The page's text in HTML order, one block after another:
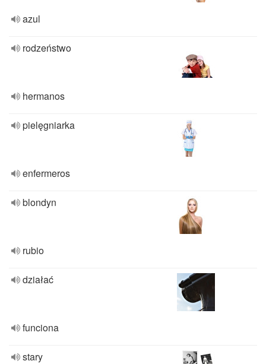
azul
rodzeństwo
hermanos
pielęgniarka
enfermeros
blondyn
rubio
działać
funciona
stary